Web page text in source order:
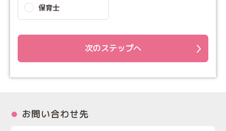
保育士
次のステップへ
お問い合わせ先